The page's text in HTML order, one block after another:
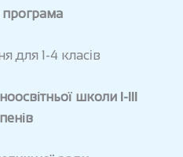
програма
для 1-4 класів
школи І-ІІІ